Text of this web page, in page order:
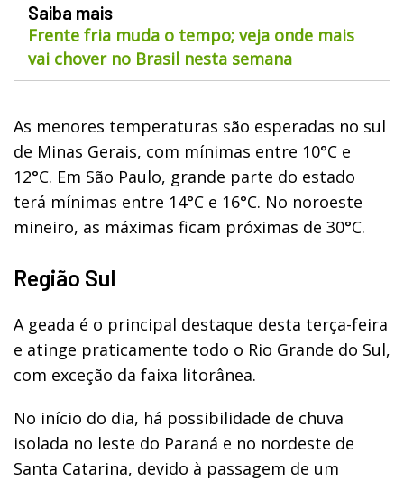
Saiba mais
Frente fria muda o tempo; veja onde mais
vai chover no Brasil nesta semana
As menores temperaturas são esperadas no sul
de Minas Gerais, com mínimas entre 10°C e
12°C. Em São Paulo, grande parte do estado
terá mínimas entre 14°C e 16°C. No noroeste
mineiro, as máximas ficam próximas de 30°C.
Região Sul
A geada é o principal destaque desta terça-feira
e atinge praticamente todo o Rio Grande do Sul,
com exceção da faixa litorânea.
No início do dia, há possibilidade de chuva
isolada no leste do Paraná e no nordeste de
Santa Catarina, devido à passagem de um